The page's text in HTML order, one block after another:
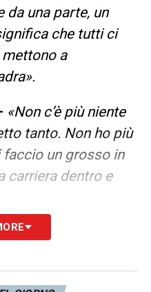
da una parte, un
che tutti ci
a
«Non c’è più niente
tanto. Non ho più
faccio un grosso in
carriera dentro e
MENTALMENTE E
quello che è